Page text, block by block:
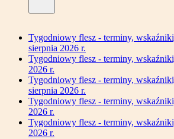
Tygodniowy flesz - terminy,
sierpnia 2026 r.
Tygodniowy flesz - terminy,
2026 r.
Tygodniowy flesz - terminy,
sierpnia 2026 r.
Tygodniowy flesz - terminy,
2026 r.
Tygodniowy flesz - terminy,
2026 r.